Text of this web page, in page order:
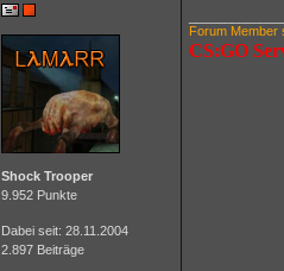
Shock Trooper
9.952 Punkte
Dabei seit: 28.11.2004
2.897 Beiträge
Forum Member
CS:GO